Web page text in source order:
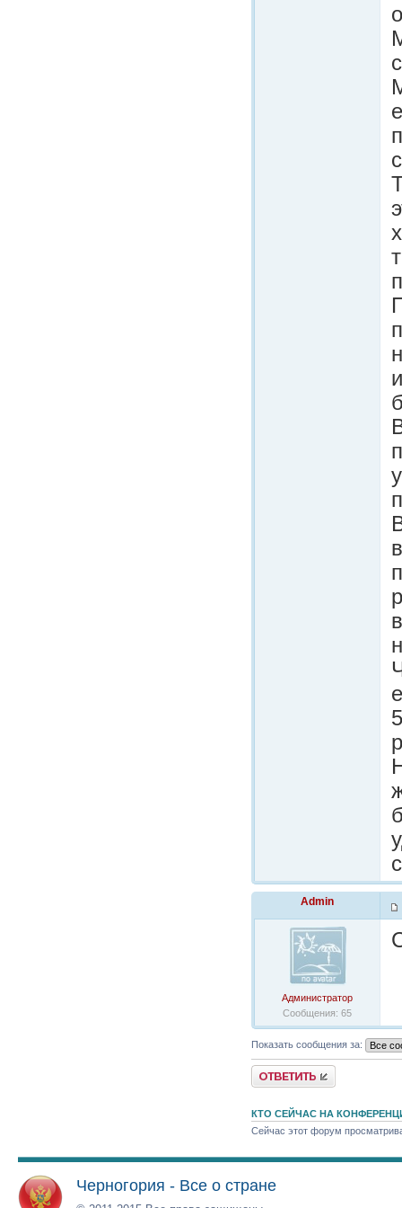
Admin
Администратор
Сообщения: 65
Показать сообщения за:
Ответить
КТО СЕЙЧАС НА
Сейчас этот форум
Черногория - Все о стране